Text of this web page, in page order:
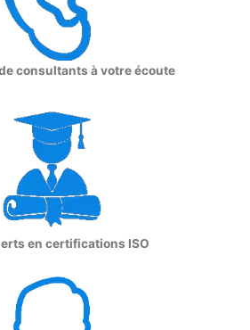
consultants à votre écoute
en certifications ISO